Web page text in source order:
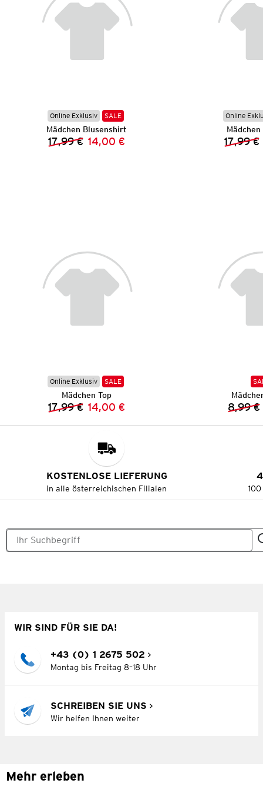
Online Exklusiv SALE
Mädchen Blusenshirt
Vorheriger Preis:
17,99 € Neuer Preis:
14,00 €
Online
17,99 €
Online Exklusiv SALE
Mädchen Top
Vorheriger Preis:
17,99 € Neuer Preis:
14,00 € 8,99 €
KOSTENLOSE LIEFERUNG
in alle österreichischen Filialen
WIR SIND FÜR SIE DA!
+43 (0) 1 2675 502
Montag bis Freitag 8–18 Uhr
SCHREIBEN SIE UNS
Wir helfen Ihnen weiter
Mehr erleben